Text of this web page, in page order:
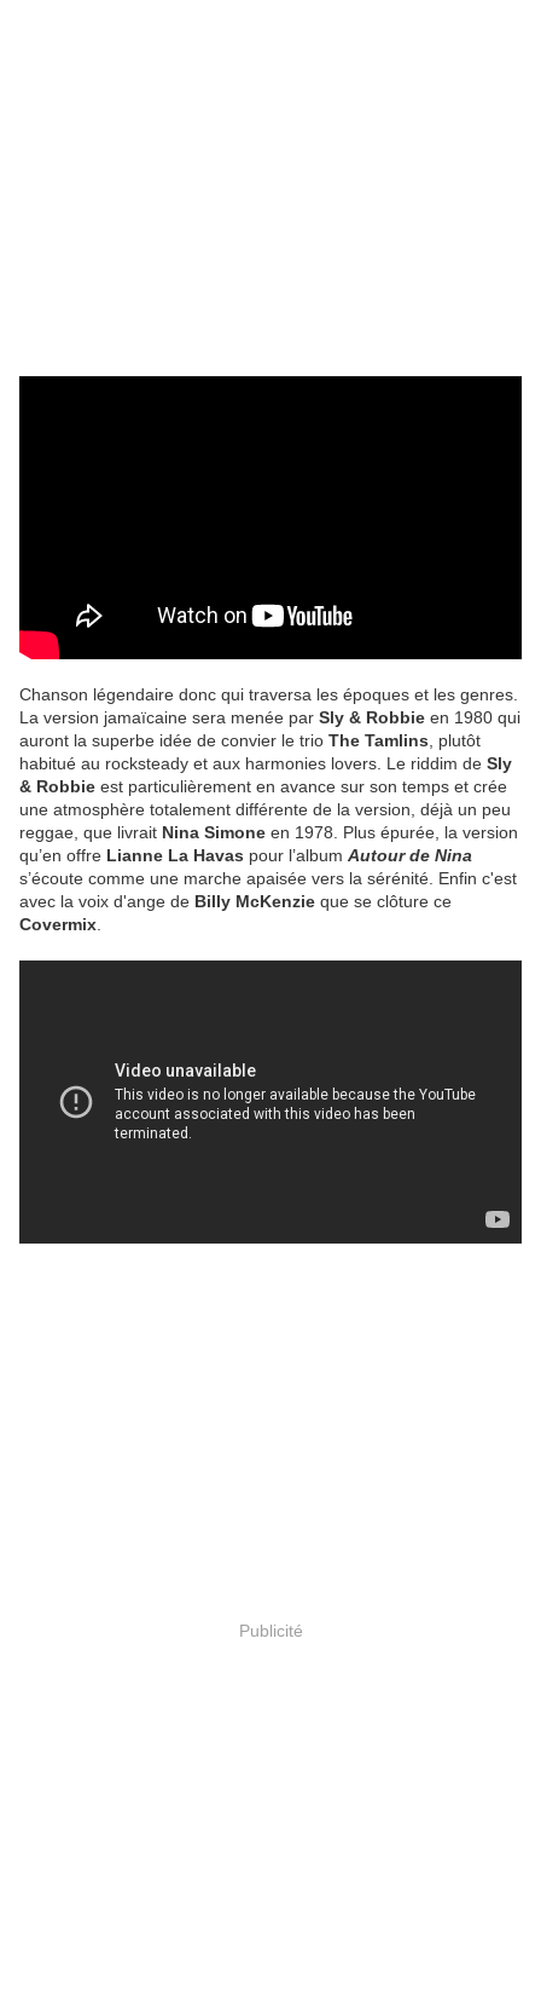
Chanson légendaire donc qui traversa les époques et les genres.
La version jamaïcaine sera menée par Sly & Robbie en 1980 qui
auront la superbe idée de convier le trio The Tamlins , plutôt
habitué au rocksteady et aux harmonies lovers. Le riddim de Sly
& Robbie est particulièrement en avance sur son temps et crée
une atmosphère totalement différente de la version, déjà un peu
reggae, que livrait Nina Simone en 1978. Plus épurée, la version
qu’en offre Lianne La Havas pour l’album Autour de Nina
s’écoute comme une marche apaisée vers la sérénité. Enfin c'est
avec la voix d'ange de Billy McKenzie que se clôture ce
Covermix
Publicité